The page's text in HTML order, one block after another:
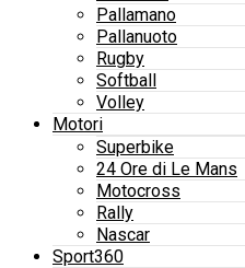
Pallamano
Pallanuoto
Rugby
Softball
Volley
Motori
Superbike
24 Ore di Le Mans
Motocross
Rally
Nascar
Sport360